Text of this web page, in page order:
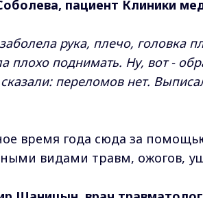
пациент Клиники
рука, плечо, головка
плохо поднимать. Ну, вот -
сказали: переломов нет.
время года сюда за
видами травм, ожогов,